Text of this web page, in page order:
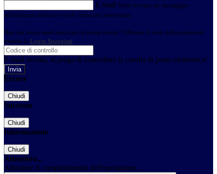
E-mail Verrà inviato un messaggio
all'indirizzo indicato con le istruzioni necessarie.
Non hai una e-mail associata al nome utente? Effettua il reset della password
tramite la Login Spaggiari
E-mail inviata, si prega di controllare la casella di posta elettronica!
Errore
Chiudi
Successo
Chiudi
Informazione
Chiudi
Attendere...
Attendere il completamento dell'operazione...